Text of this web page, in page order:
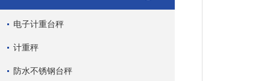
电子计重台秤
计重秤
防水不锈钢台秤